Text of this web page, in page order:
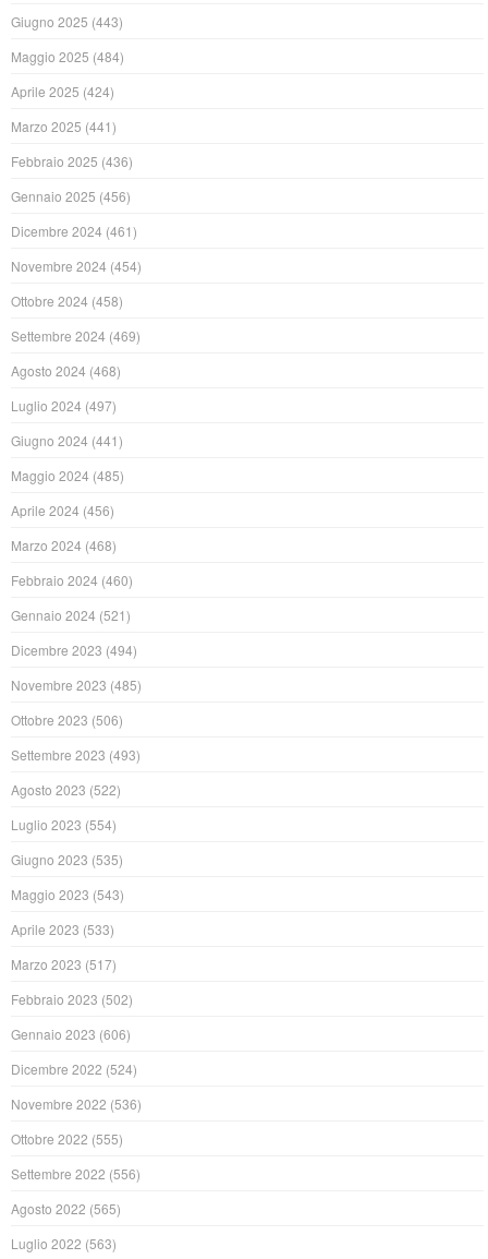
Giugno 2025 (443)
Maggio 2025 (484)
Aprile 2025 (424)
Marzo 2025 (441)
Febbraio 2025 (436)
Gennaio 2025 (456)
Dicembre 2024 (461)
Novembre 2024 (454)
Ottobre 2024 (458)
Settembre 2024 (469)
Agosto 2024 (468)
Luglio 2024 (497)
Giugno 2024 (441)
Maggio 2024 (485)
Aprile 2024 (456)
Marzo 2024 (468)
Febbraio 2024 (460)
Gennaio 2024 (521)
Dicembre 2023 (494)
Novembre 2023 (485)
Ottobre 2023 (506)
Settembre 2023 (493)
Agosto 2023 (522)
Luglio 2023 (554)
Giugno 2023 (535)
Maggio 2023 (543)
Aprile 2023 (533)
Marzo 2023 (517)
Febbraio 2023 (502)
Gennaio 2023 (606)
Dicembre 2022 (524)
Novembre 2022 (536)
Ottobre 2022 (555)
Settembre 2022 (556)
Agosto 2022 (565)
Luglio 2022 (563)